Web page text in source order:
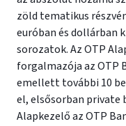
zöld tematikus
euróban és dollárban
sorozatok. Az OTP
forgalmazója az OTP
emellett további 10
el, elsősorban private
Alapkezelő az OTP